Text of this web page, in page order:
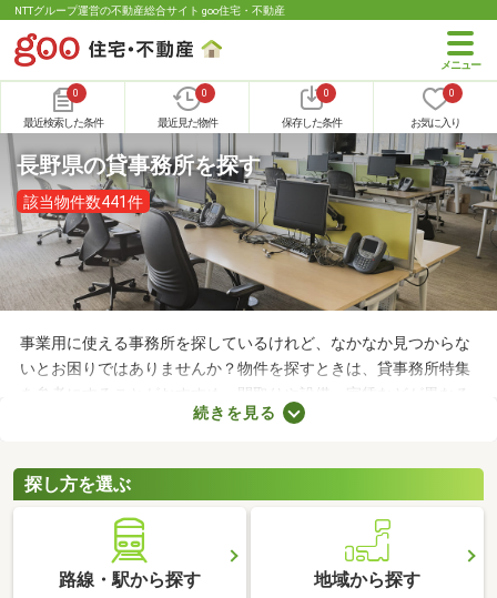
NTTグループ運営の不動産総合サイト goo住宅・不動産
0
最近検索した条件
0
最近見た物件
0
保存した条件
0
お気に入り
長野県の貸事務所を探す
該当物件数441件
事業用に使える事務所を探しているけれど、なかなか見つからな
いとお困りではありませんか？物件を探すときは、貸事務所特集
を参考にすることがおすすめ。間取りや設備、家賃などが異なる
さまざまな物件をまとめて見られるので、希望にあう事務所が見
も、複数の事務所を比較してみましょう。
続きを見る
探し方を選ぶ
路線・駅から探す 地域から探す